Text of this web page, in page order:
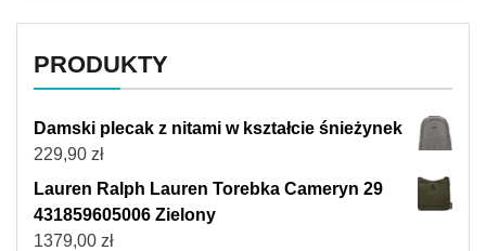
PRODUKTY
Damski plecak z nitami w kształcie śnieżynek
229,90 zł
Lauren Ralph Lauren Torebka Cameryn 29
431859605006 Zielony
1379,00 zł